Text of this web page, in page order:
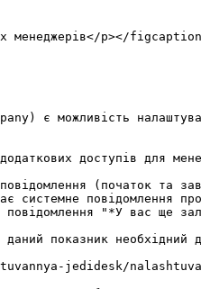
менеджерів</p></
можливість
доступів для
(початок та
системне повідомлення
"*У вас ще
показник необхідний
jedidesk/